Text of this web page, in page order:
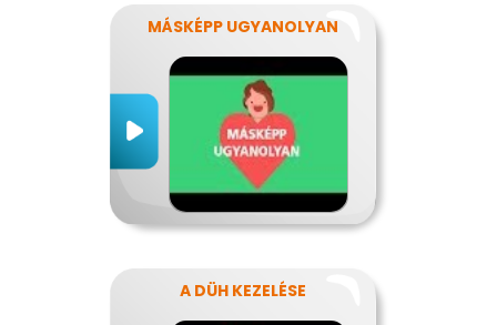
MÁSKÉPP UGYANOLYAN
A DÜH KEZELÉSE